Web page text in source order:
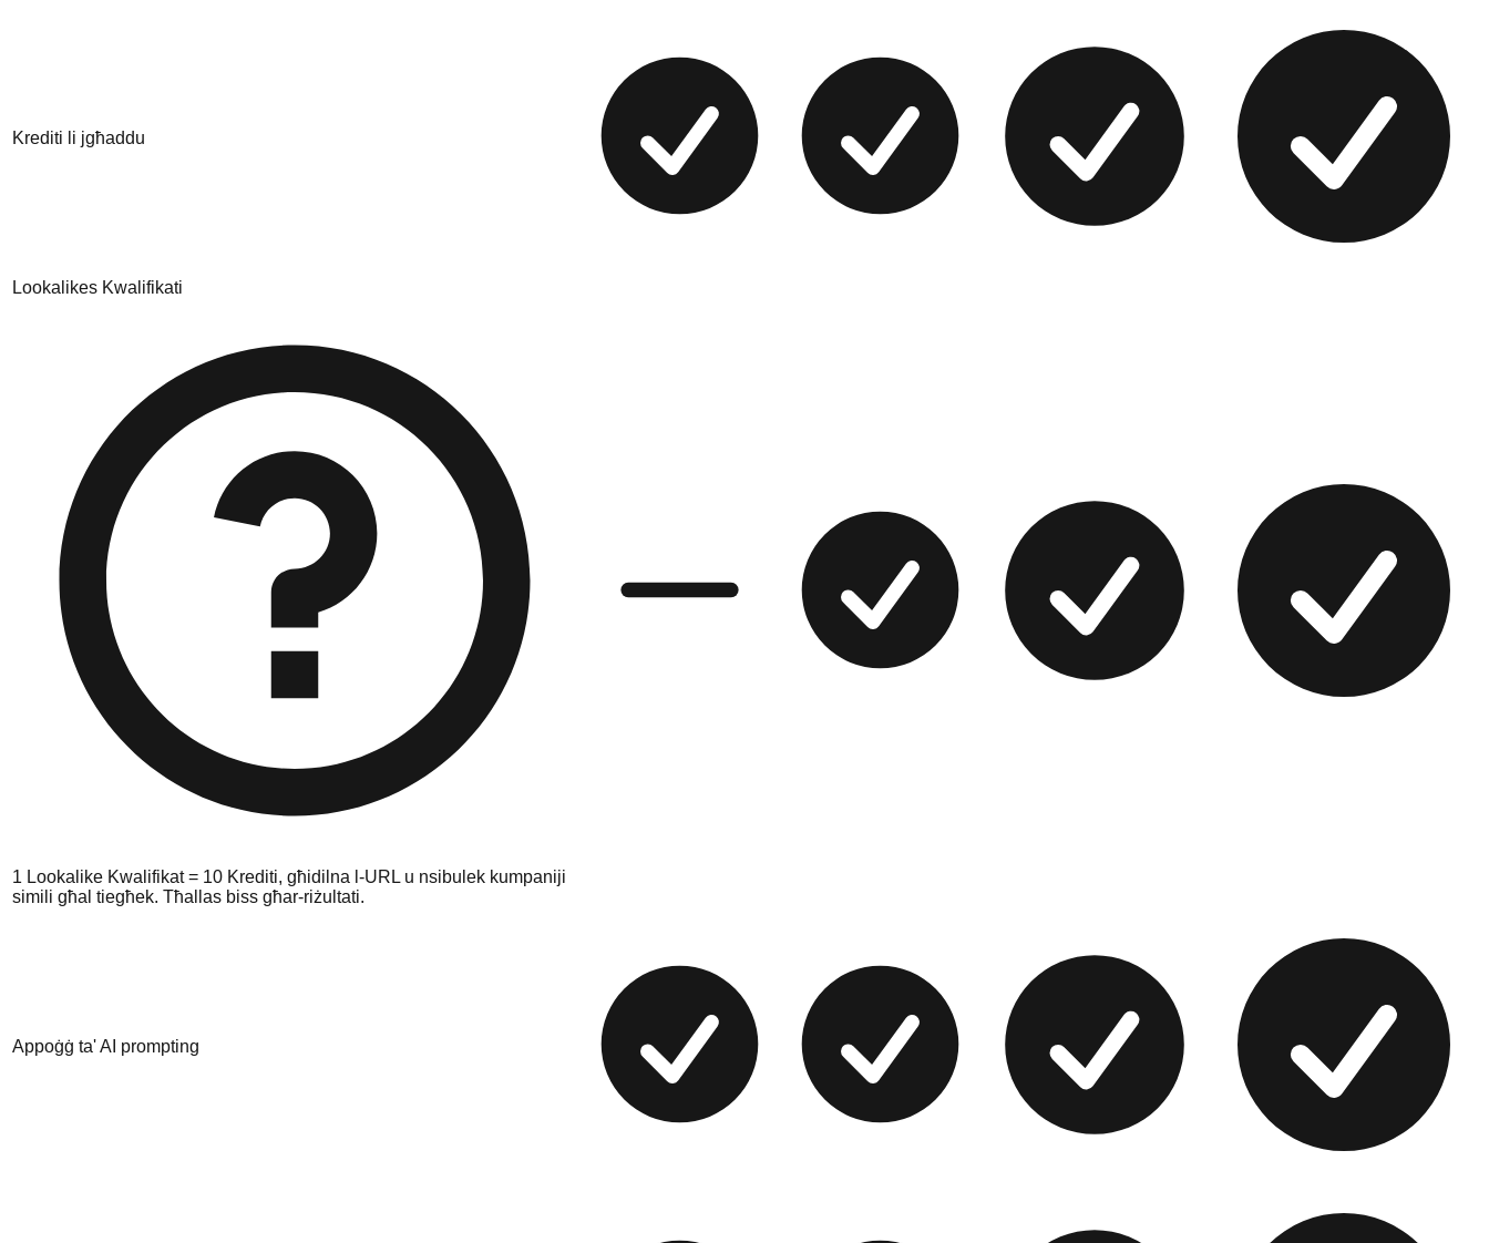
Krediti li jgħaddu
Lookalikes Kwalifikati
1 Lookalike Kwalifikat = 10 Krediti, għidilna l-URL u nsibulek kumpaniji
simili għal tiegħek. Tħallas biss għar-riżultati.
Appoġġ ta' AI prompting